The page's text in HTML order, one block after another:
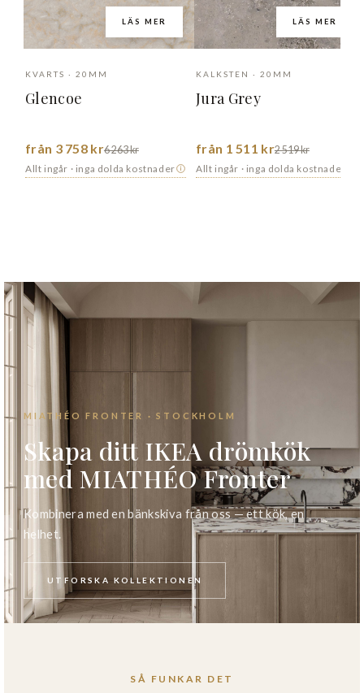
LÄS MER
KVARTS · 20MM
Glencoe
från 3 758 kr6 263 kr
Allt ingår · inga dolda kostnader
LÄS MER
KALKSTEN · 20MM
Jura Grey
från 1 511 kr2 519 kr
Allt ingår · inga dolda kostnader
MIATHÉO FRONTER · STOCKHOLM
Skapa ditt IKEA drömkök
med MIATHÉO Fronter
Kombinera med en bänkskiva från oss — ett kök, en
helhet.
UTFORSKA KOLLEKTIONEN
SÅ FUNKAR DET